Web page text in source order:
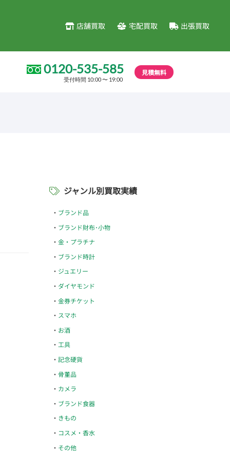
店舗買取 宅配買取 出張買取
0120-535-585
受付時間 10:00 〜 19:00
見積無料
ジャンル別買取実績
ブランド品
ブランド財布･小物
金・プラチナ
ブランド時計
ジュエリー
ダイヤモンド
金券チケット
スマホ
お酒
工具
記念硬貨
骨董品
カメラ
ブランド食器
きもの
コスメ・香水
その他